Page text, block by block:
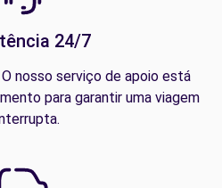
24/7
nosso serviço de apoio está
para garantir uma viagem